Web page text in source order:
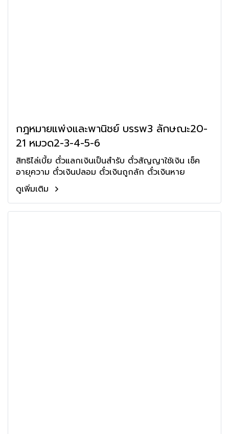
กฎหมายแพ่งและพานิชย์ บรรพ3 ลักษณะ20-
21 หมวด2-3-4-5-6
สิทธิไล่เบี้ย ตั๋วแลกเงินเป็นสำรับ ตั๋วสัญญาใช้เงิน เช็ค
อายุความ ตั๋วเงินปลอม ตั๋วเงินถูกลัก ตั๋วเงินหาย
ดูเพิ่มเติม